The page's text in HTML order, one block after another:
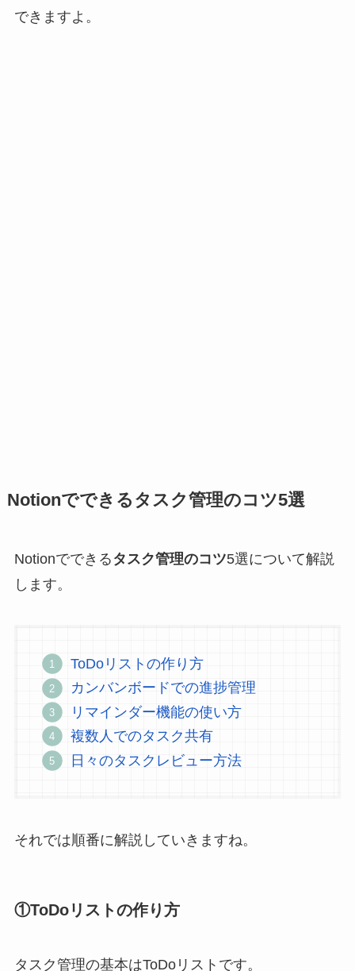
できますよ。
Notionでできるタスク管理のコツ5選
Notionでできる タスク管理のコツ5選について解説
します。
ToDoリストの作り方
カンバンボードでの進捗管理
リマインダー機能の使い方
複数人でのタスク共有
日々のタスクレビュー方法
それでは順番に解説していきますね。
①ToDoリストの作り方
タスク管理の基本はToDoリストです。